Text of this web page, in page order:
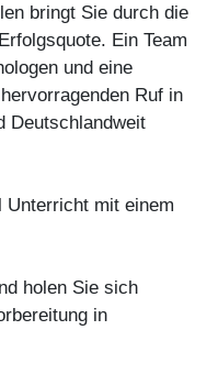
bringt Sie durch die
Ein Team
und eine
Ruf in
Deutschlandweit
Unterricht mit einem
holen Sie sich
in